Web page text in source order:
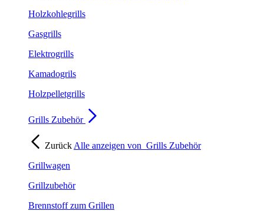
Holzkohlegrills
Gasgrills
Elektrogrills
Kamadogrils
Holzpelletgrills
Grills Zubehör
Zurück Alle anzeigen von Grills Zubehör
Grillwagen
Grillzubehör
Brennstoff zum Grillen